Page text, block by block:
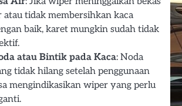
atau tidak membersihkan kaca
baik, karet mungkin sudah tidak
atau Bintik pada Kaca: Noda
tidak hilang setelah penggunaan
mengindikasikan wiper yang perlu